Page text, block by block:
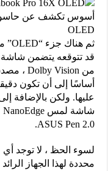
OLED
أساسًا إلى أن تكون
ASUS Pen 2.0.
لسوء الحظ ، لا توجد